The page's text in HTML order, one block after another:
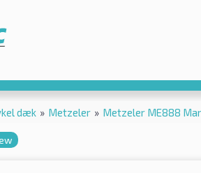
dæk » Metzeler » Metzeler ME888